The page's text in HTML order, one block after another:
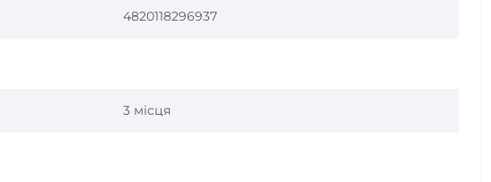
4820118296937
3 місця